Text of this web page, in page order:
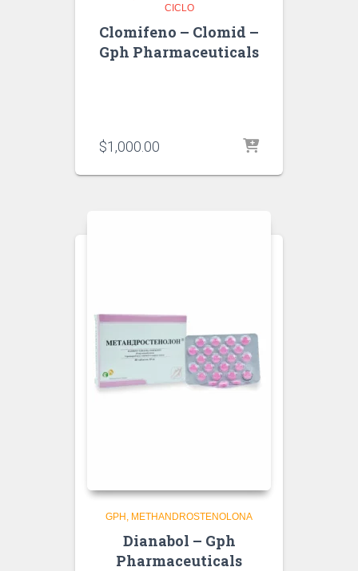
CICLO
Clomifeno – Clomid –
Gph Pharmaceuticals
$1,000.00
GPH METHANDROSTENOLONA
Dianabol – Gph
Pharmaceuticals